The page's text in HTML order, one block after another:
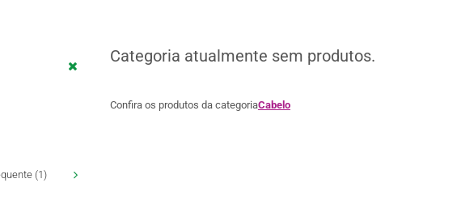
(1)
Categoria atualmente sem produtos.
Confira os produtos da categoriaCabelo